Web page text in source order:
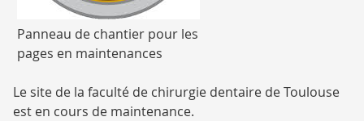
Panneau de chantier pour les
pages en maintenances
Le site de la faculté de chirurgie dentaire de Toulouse
est en cours de maintenance.